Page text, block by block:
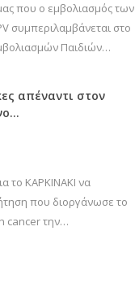
που ο εμβολιασμός των
συμπεριλαμβάνεται στο
Παιδιών…
απέναντι στον
το ΚΑΡΚΙΝΑΚΙ να
που διοργάνωσε το
cancer την…